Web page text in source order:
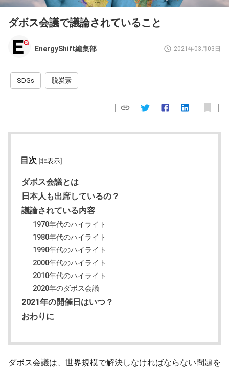
ダボス会議で議論されていること
EnergyShift編集部 2021年03月03日
SDGs 脱炭素
目次 [非表示]
ダボス会議とは
日本人も出席しているの？
議論されている内容
1970年代のハイライト
1980年代のハイライト
1990年代のハイライト
2000年代のハイライト
2010年代のハイライト
2020年のダボス会議
2021年の開催日はいつ？
おわりに
ダボス会議は、世界規模で解決しなければならない問題を